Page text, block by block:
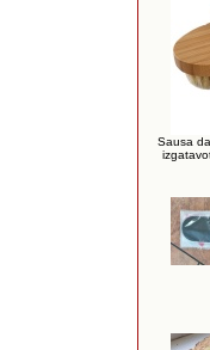
Sausa